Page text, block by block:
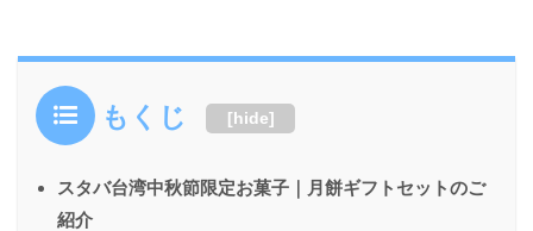
もくじ [hide]
スタバ台湾中秋節限定お菓子｜月餅ギフトセットのご
紹介